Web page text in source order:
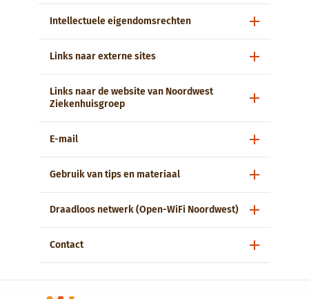
Intellectuele eigendomsrechten
Links naar externe sites
Links naar de website van Noordwest
Ziekenhuisgroep
E-mail
Gebruik van tips en materiaal
Draadloos netwerk (Open-WiFi Noordwest)
Contact